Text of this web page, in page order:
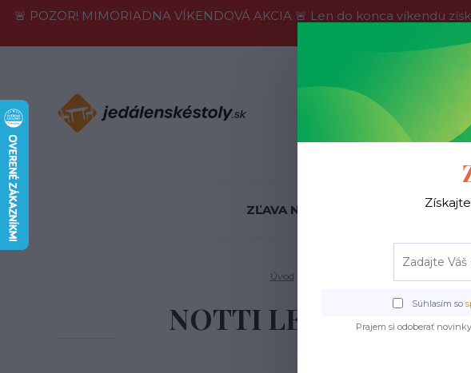
🚨 POZOR! MIMORIADNA VÍKENDOVÁ AKCIA 🚨 Len do konca víkendu
do nedele, tak
ZĽAVA NA SKLADE !
Úvod
NOTTI LEO
Súhlasím so
Prajem si odoberať